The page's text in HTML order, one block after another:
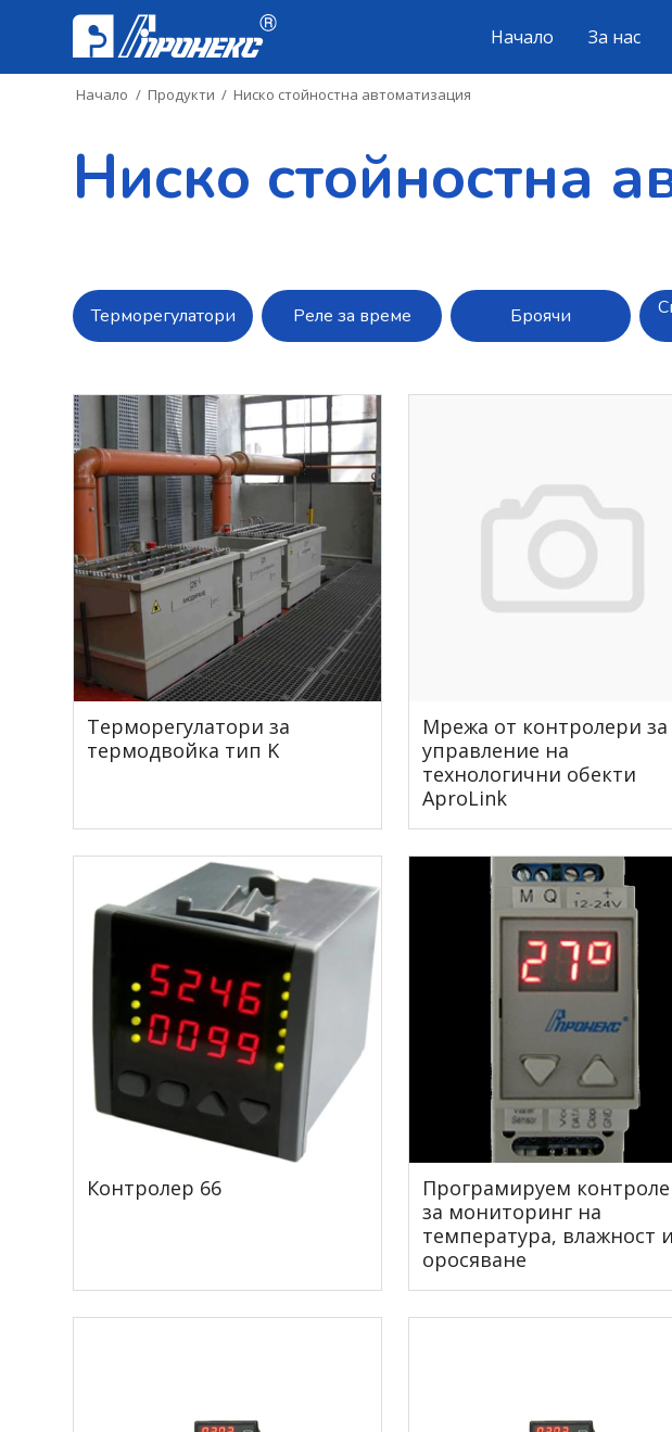
Начало За нас
Начало / Продукти / Ниско стойностна автоматизация
Ниско стойностна
Терморегулатори Реле за време Броячи
Терморегулатори за
термодвойка тип K
Мрежа от контролери за
управление на
технологични обекти
AproLink
Контролер 66
Програмируем
за мониторинг на
температура, влажност и
оросяване